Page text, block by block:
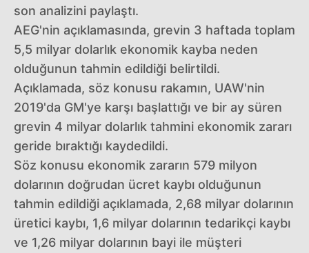
son analizini paylaştı.
AEG'nin açıklamasında, grevin 3 haftada toplam
5,5 milyar dolarlık ekonomik kayba neden
olduğunun tahmin edildiği belirtildi.
Açıklamada, söz konusu rakamın, UAW'nin
2019'da GM'ye karşı başlattığı ve bir ay süren
grevin 4 milyar dolarlık tahmini ekonomik zararı
geride bıraktığı kaydedildi.
Söz konusu ekonomik zararın 579 milyon
dolarının doğrudan ücret kaybı olduğunun
tahmin edildiği açıklamada, 2,68 milyar dolarının
üretici kaybı, 1,6 milyar dolarının tedarikçi kaybı
ve 1,26 milyar dolarının bayi ile müşteri